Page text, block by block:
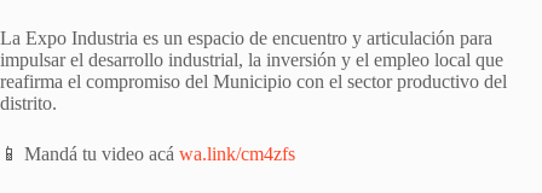
La Expo Industria es un espacio de encuentro y articulación para
impulsar el desarrollo industrial, la inversión y el empleo local que
reafirma el compromiso del Municipio con el sector productivo del
distrito.
📱 Mandá tu video acá wa.link/cm4zfs